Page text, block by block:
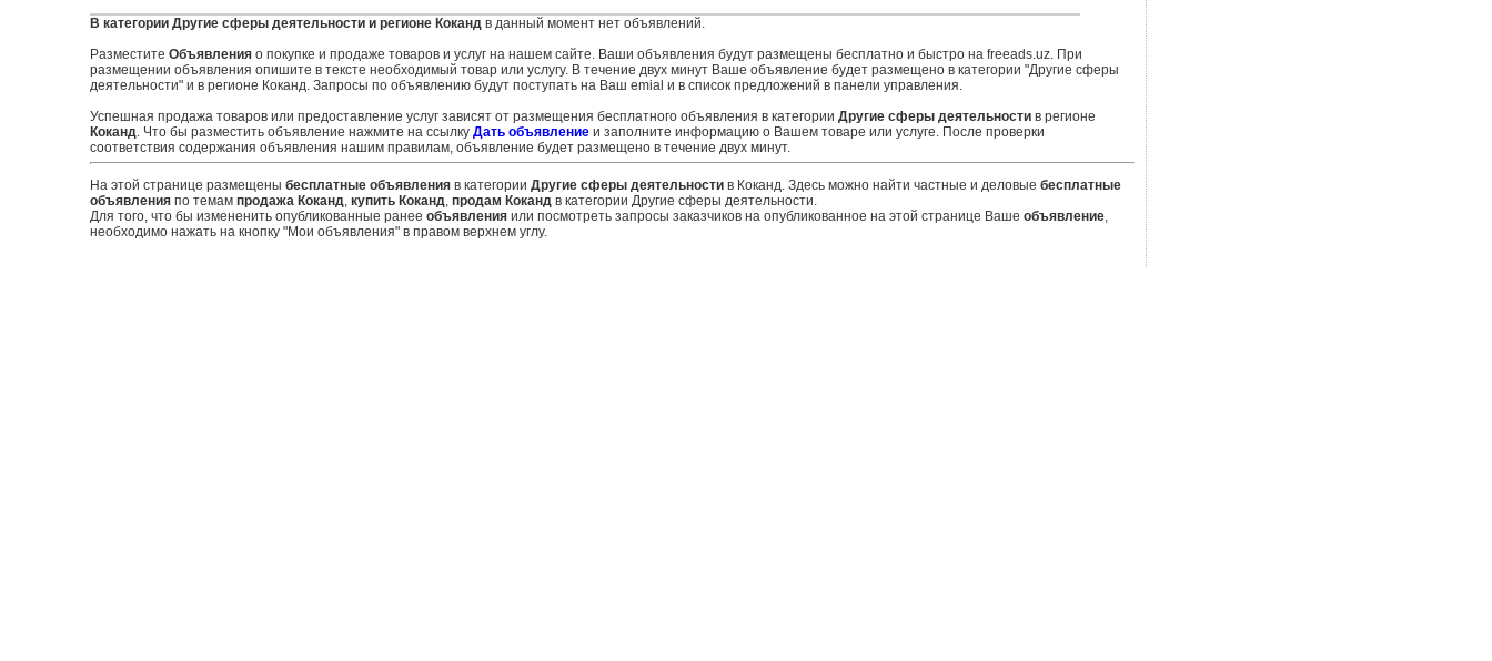
В категории Другие сферы деятельности и регионе Кокандв данный момент нет объявлений.
Разместите Объявленияо покупке и продаже товаров и услуг на нашем сайте. Ваши объявления будут размещены бесплатно и быстро на freeads.uz. При
размещении объявления опишите в тексте необходимый товар или услугу. В течение двух минут Ваше объявление будет размещено в категории "Другие сферы
деятельности" и в регионе Коканд. Запросы по объявлению будут поступать на Ваш emial и в список предложений в панели управления.
Успешная продажа товаров или предоставление услуг зависят от размещения бесплатного объявления в категории Другие сферы деятельностив регионе
Коканд. Что бы разместить объявление нажмите на ссылку Дать объявлениеи заполните информацию о Вашем товаре или услуге. После проверки
соответствия содержания объявления нашим правилам, объявление будет размещено в течение двух минут.
На этой странице размещены бесплатные объявленияв категории Другие сферы деятельностив Коканд. Здесь можно найти частные и деловые бесплатные
объявленияпо темам продажа Коканд, купить Коканд, продам Кокандв категории Другие сферы деятельности.
Для того, что бы измененить опубликованные ранее объявленияили посмотреть запросы заказчиков на опубликованное на этой странице Ваше объявление,
необходимо нажать на кнопку "Мои объявления" в правом верхнем углу.